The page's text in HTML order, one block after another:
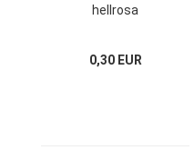
hellrosa
0,30 EUR